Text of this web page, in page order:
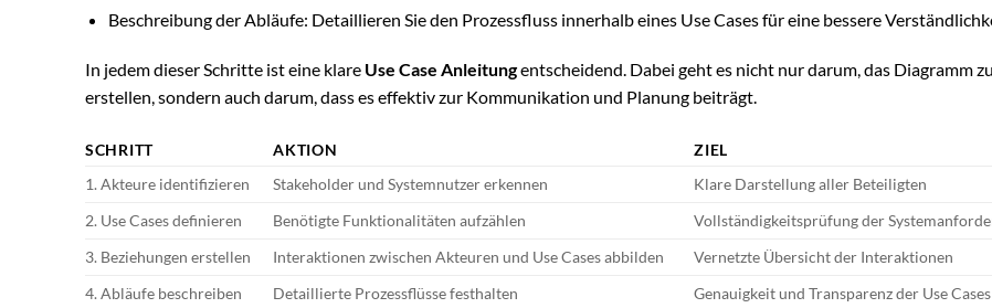
Beschreibung der Abläufe: Detaillieren Sie den Prozessfluss innerhalb eines Use Cases für eine bessere
In jedem dieser Schritte ist eine klare Use Case Anleitungentscheidend. Dabei geht es nicht nur darum, das Diagramm zu
erstellen, sondern auch darum, dass es effektiv zur Kommunikation und Planung beiträgt.
SCHRITT AKTION
ZIEL
1. Akteure identifizieren
Stakeholder und Systemnutzer erkennen
Klare Darstellung aller Beteiligten
2. Use Cases definieren
Benötigte Funktionalitäten aufzählen
Vollständigkeitsprüfung der
3. Beziehungen erstellen
Interaktionen zwischen Akteuren und Use Cases abbilden
Vernetzte Übersicht der Interaktionen
4. Abläufe beschreiben
Detaillierte Prozessflüsse festhalten Genauigkeit und Transparenz der Use Cases